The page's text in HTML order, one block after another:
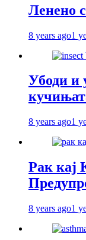
Ленено
8 years ago1
Убоди и
8 years ago1
Рак кај
8 years ago1